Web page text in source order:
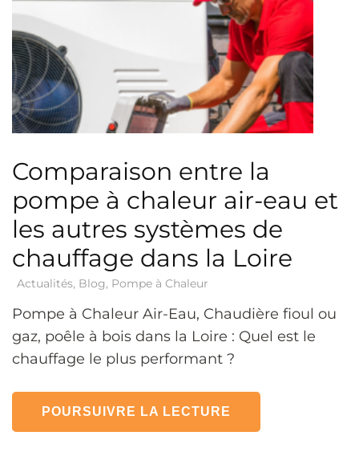
Comparaison entre la
pompe à chaleur air-eau et
les autres systèmes de
chauffage dans la Loire
Actualités, Blog, Pompe à Chaleur
Pompe à Chaleur Air-Eau, Chaudière fioul ou
gaz, poêle à bois dans la Loire : Quel est le
chauffage le plus performant ?
POURSUIVRE LA LECTURE